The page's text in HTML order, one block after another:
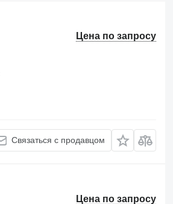
Цена по запросу
Связаться с продавцом
Цена по запросу